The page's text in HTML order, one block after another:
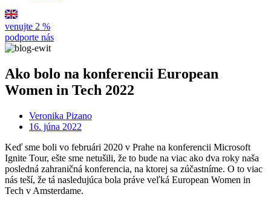
venujte 2 %
podporte nás
Ako bolo na konferencii European
Women in Tech 2022
Veronika Pizano
16. júna 2022
Keď sme boli vo februári 2020 v Prahe na konferencii Microsoft
Ignite Tour, ešte sme netušili, že to bude na viac ako dva roky naša
posledná zahraničná konferencia, na ktorej sa zúčastníme. O to viac
nás teší, že tá nasledujúca bola práve veľká European Women in
Tech v Amsterdame.